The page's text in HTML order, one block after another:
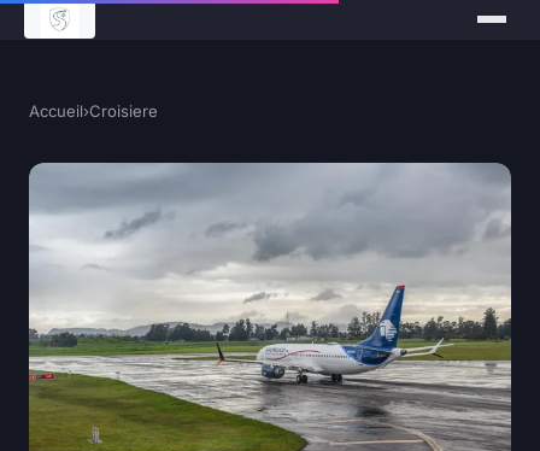
Accueil›Croisiere